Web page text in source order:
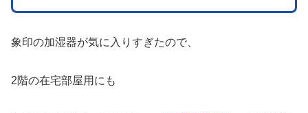
象印の加湿器が気に入りすぎたので、
2階の在宅部屋用にも